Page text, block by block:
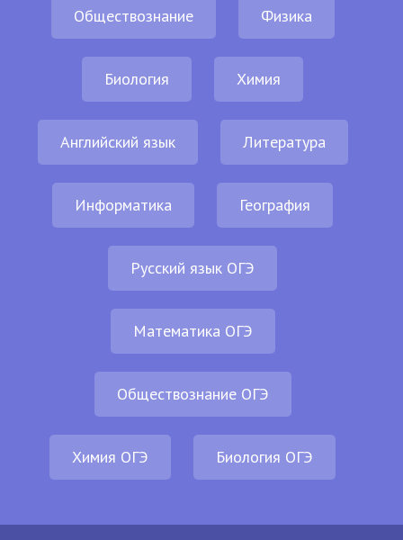
Обществознание Физика
Биология Химия
Английский язык Литература
Информатика География
Русский язык ОГЭ
Математика ОГЭ
Обществознание ОГЭ
Химия ОГЭ Биология ОГЭ